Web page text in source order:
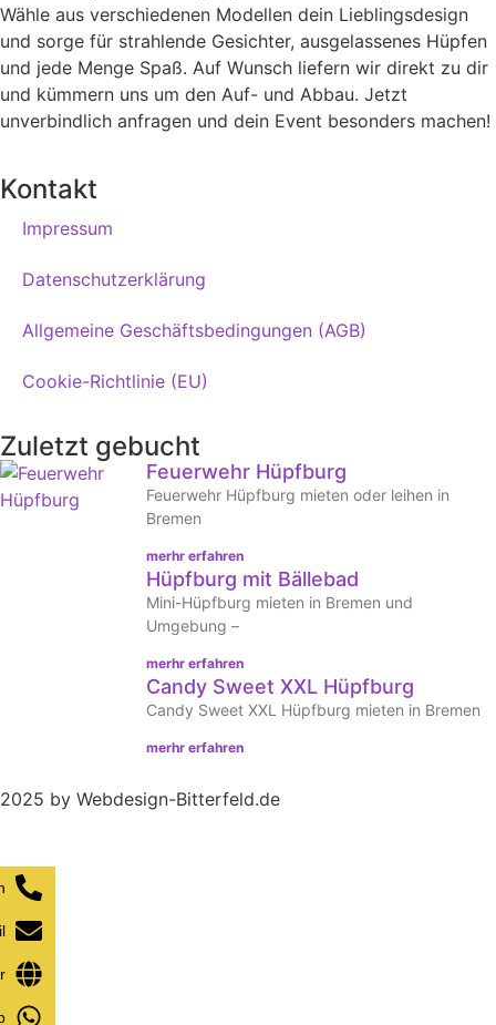
Wähle aus verschiedenen Modellen dein Lieblingsdesign
und sorge für strahlende Gesichter, ausgelassenes Hüpfen
und jede Menge Spaß. Auf Wunsch liefern wir direkt zu dir
und kümmern uns um den Auf- und Abbau. Jetzt
unverbindlich anfragen und dein Event besonders machen!
Kontakt
Impressum
Datenschutzerklärung
Allgemeine Geschäftsbedingungen (AGB)
Cookie-Richtlinie (EU)
Zuletzt gebucht
Feuerwehr Hüpfburg
Feuerwehr Hüpfburg mieten oder leihen in
Bremen
merhr erfahren
Hüpfburg mit Bällebad
Mini-Hüpfburg mieten in Bremen und
Umgebung –
merhr erfahren
Candy Sweet XXL Hüpfburg
Candy Sweet XXL Hüpfburg mieten in Bremen
merhr erfahren
2025 by Webdesign-Bitterfeld.de